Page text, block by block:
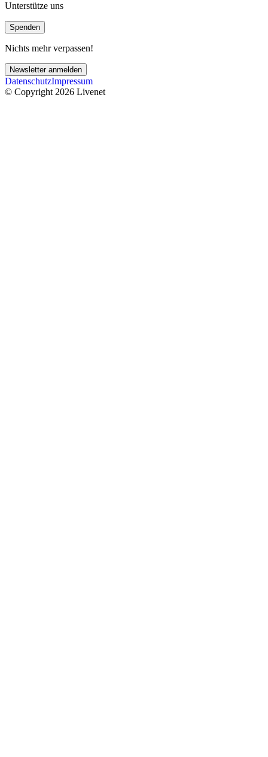
Unterstütze uns
Spenden
Nichts mehr verpassen!
Newsletter anmelden
DatenschutzImpressum
© Copyright 2026 Livenet